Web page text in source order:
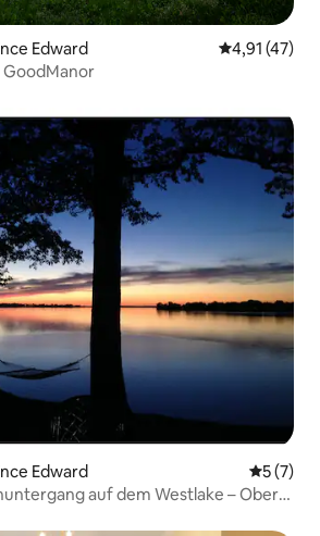
Edward
4,91 (47)
GoodManor
Edward
5 (7)
auf dem Westlake – Obere